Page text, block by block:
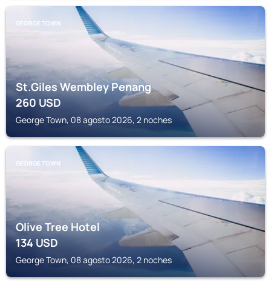
GEORGE TOWN
St.Giles Wembley Penang
260USD
George Town, 08 agosto 2026, 2 noches
GEORGE TOWN
Olive Tree Hotel
134USD
George Town, 08 agosto 2026, 2 noches